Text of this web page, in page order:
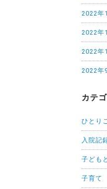
2022年
2022年
2022年
2022年
カテ
ひとり
入院記
子ども
子育て